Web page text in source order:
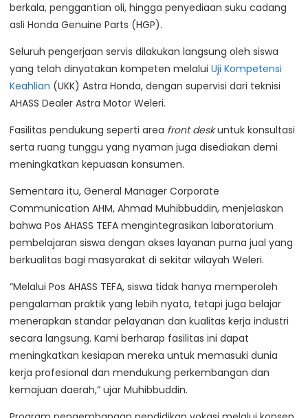
berkala, penggantian oli, hingga penyediaan suku cadang
asli Honda Genuine Parts (HGP).
Seluruh pengerjaan servis dilakukan langsung oleh siswa
yang telah dinyatakan kompeten melalui Uji Kompetensi
Keahlian (UKK) Astra Honda, dengan supervisi dari teknisi
AHASS Dealer Astra Motor Weleri.
Fasilitas pendukung seperti area front deskuntuk konsultasi
serta ruang tunggu yang nyaman juga disediakan demi
meningkatkan kepuasan konsumen.
Sementara itu, General Manager Corporate
Communication AHM, Ahmad Muhibbuddin, menjelaskan
bahwa Pos AHASS TEFA mengintegrasikan laboratorium
pembelajaran siswa dengan akses layanan purna jual yang
berkualitas bagi masyarakat di sekitar wilayah Weleri.
“Melalui Pos AHASS TEFA, siswa tidak hanya memperoleh
pengalaman praktik yang lebih nyata, tetapi juga belajar
menerapkan standar pelayanan dan kualitas kerja industri
secara langsung. Kami berharap fasilitas ini dapat
meningkatkan kesiapan mereka untuk memasuki dunia
kerja profesional dan mendukung perkembangan dan
kemajuan daerah,” ujar Muhibbuddin.